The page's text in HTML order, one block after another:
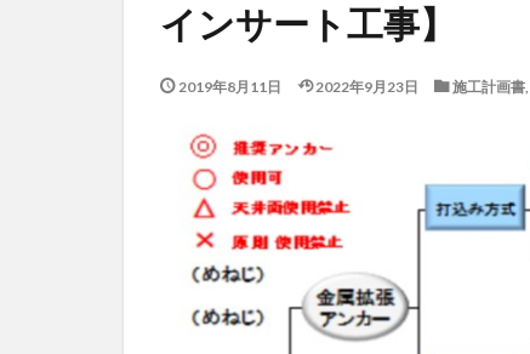
インサート工事】
2019年8月11日 2022年9月23日 施工計画書,